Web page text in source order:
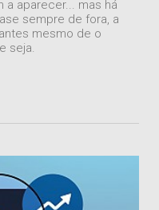
a aparecer... mas há
sempre de fora, a
mesmo de o
seja.